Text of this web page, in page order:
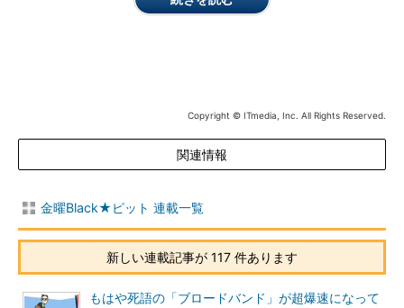
Copyright © ITmedia, Inc. All Rights Reserved.
関連情報
金曜Black★ピット 連載一覧
新しい連載記事が 117 件あります
もはや死語の「ブロードバンド」が超爆速になって